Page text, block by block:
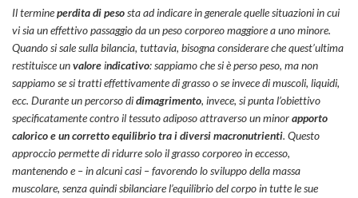
Il termineperdita di pesosta ad indicare in generale quelle situazioni in cui
vi sia un effettivo passaggio da un peso corporeo maggiore a uno minore.
Quando si sale sulla bilancia, tuttavia, bisogna considerare che quest’ultima
restituisce unvaloreindicativo: sappiamo che si è perso peso, ma non
sappiamo se si tratti effettivamente di grasso o se invece di muscoli, liquidi,
ecc. Durante un percorso didimagrimento, invece, si punta l’obiettivo
specificatamente contro il tessuto adiposo attraverso un minorapporto
calorico e un corretto equilibrio tra i diversi macronutrienti. Questo
approccio permette di ridurre solo il grasso corporeo in eccesso,
mantenendo e – in alcuni casi – favorendo lo sviluppo della massa
muscolare, senza quindi sbilanciare l’equilibrio del corpo in tutte le sue